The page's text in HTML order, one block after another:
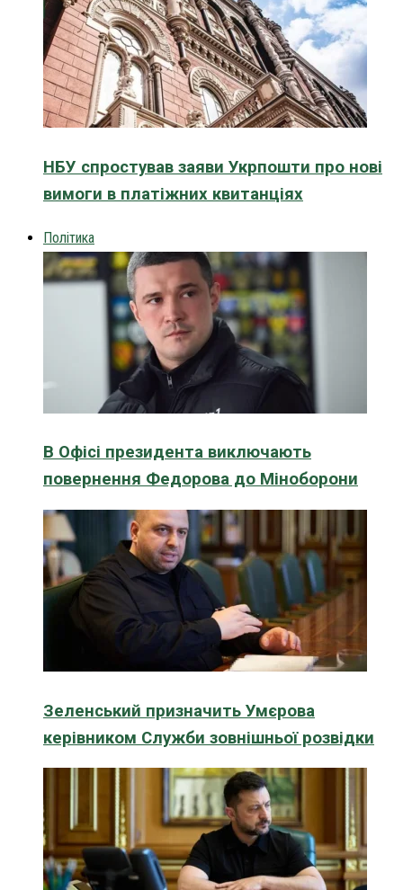
НБУ спростував заяви Укрпошти про нові
вимоги в платіжних квитанціях
Політика
В Офісі президента виключають
повернення Федорова до Міноборони
Зеленський призначить Умєрова
керівником Служби зовнішньої розвідки